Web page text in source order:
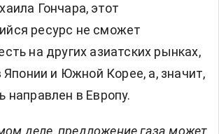
Гончара, этот
ресурс не сможет
на других азиатских рынках,
Японии и Южной Корее, а, значит,
направлен в Европу.